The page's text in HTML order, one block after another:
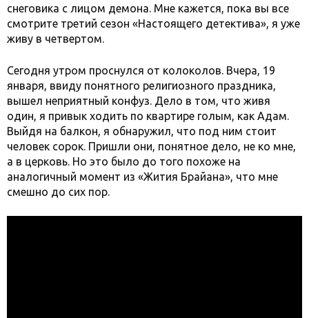
снеговика с лицом демона. Мне кажется, пока вы все
смотрите третий сезон «Настоящего детектива», я уже
живу в четвертом.
Сегодня утром проснулся от колоколов. Вчера, 19
января, ввиду понятного религиозного праздника,
вышел неприятный конфуз. Дело в том, что живя
один, я привык ходить по квартире голым, как Адам.
Выйдя на балкон, я обнаружил, что под ним стоит
человек сорок. Пришли они, понятное дело, не ко мне,
а в церковь. Но это было до того похоже на
аналогичный момент из «Жития Брайана», что мне
смешно до сих пор.